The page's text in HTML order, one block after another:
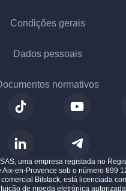
Condições gerais
Dados pessoais
normativos
uma empresa registada no
Aix-en-Provence sob o número 899
Bitstack, está licenciada
de moeda eletrónica